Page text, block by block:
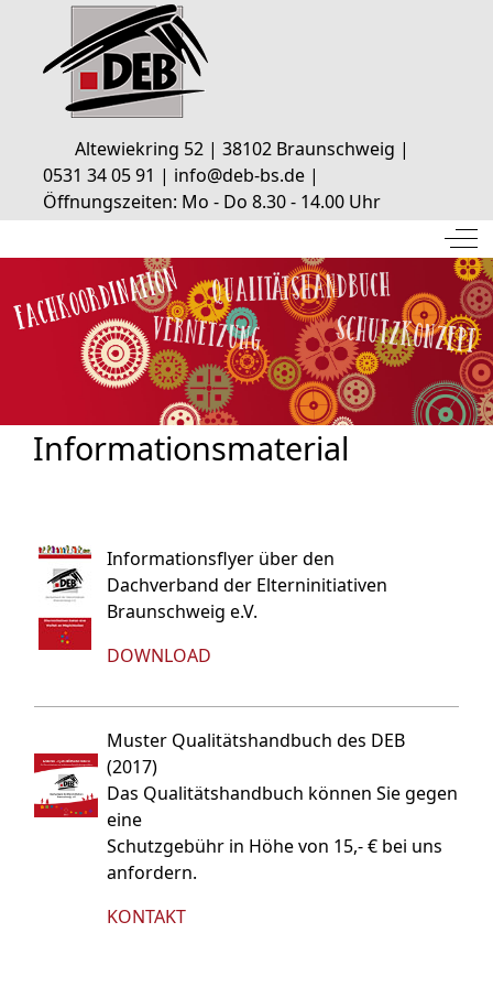
Altewiekring 52 | 38102 Braunschweig |
0531 34 05 91 | info@deb-bs.de |
Öffnungszeiten: Mo - Do 8.30 - 14.00 Uhr
Informationsmaterial
Informationsflyer über den
Dachverband der Elterninitiativen
Braunschweig e.V.
DOWNLOAD
Muster Qualitätshandbuch des DEB
(2017)
Das Qualitätshandbuch können Sie gegen
eine
Schutzgebühr in Höhe von 15,- € bei uns
anfordern.
KONTAKT